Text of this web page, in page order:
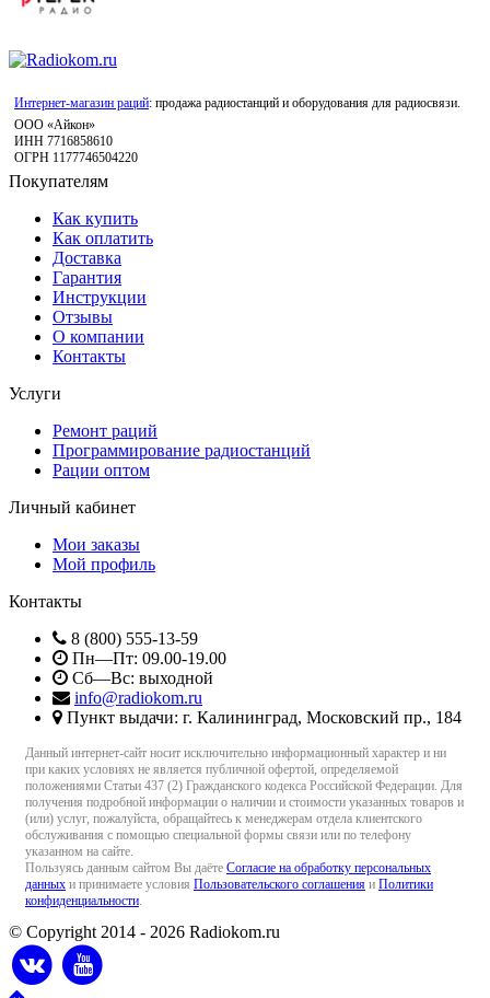
Интернет-магазин раций: продажа радиостанций и оборудования для радиосвязи.
ООО «Айкон»
ИНН 7716858610
ОГРН 1177746504220
Покупателям
Как купить
Как оплатить
Доставка
Гарантия
Инструкции
Отзывы
О компании
Контакты
Услуги
Ремонт раций
Программирование радиостанций
Рации оптом
Личный кабинет
Мои заказы
Мой профиль
Контакты
8 (800) 555-13-59
Пн—Пт: 09.00-19.00
Сб—Вс: выходной
info@radiokom.ru
Пункт выдачи: г. Калининград, Московский пр., 184
Данный интернет-сайт носит исключительно информационный характер и ни
при каких условиях не является публичной офертой, определяемой
положениями Статьи 437 (2) Гражданского кодекса Российской Федерации. Для
получения подробной информации о наличии и стоимости указанных товаров и
(или) услуг, пожалуйста, обращайтесь к менеджерам отдела клиентского
обслуживания с помощью специальной формы связи или по телефону
указанном на сайте.
Пользуясь данным сайтом Вы даёте Согласие на обработку персональных
данных и принимаете условия Пользовательского соглашения и Политики
конфиденциальности
© Copyright 2014 - 2026 Radiokom.ru